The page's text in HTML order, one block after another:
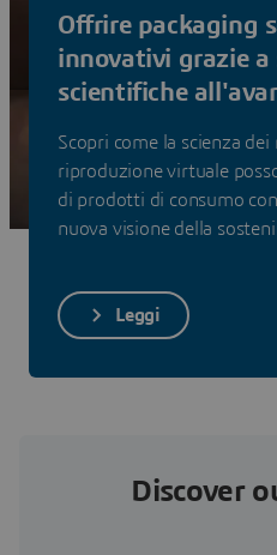
più ecoefficienti sul mercato
Scopri le soluzioni
Offrire packaging
innovativi grazie a
scientifiche
Scopri come la scienza dei
riproduzione virtuale
di prodotti di consumo
nuova visione della
Leggi
Discover